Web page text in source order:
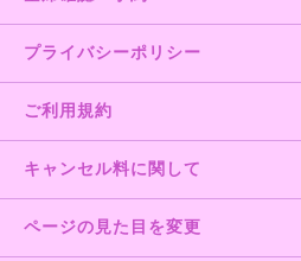
プライバシーポリシー
ご利用規約
キャンセル料に関して
ページの見た目を変更